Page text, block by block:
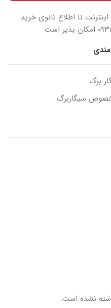
تا اطلاع ثانوی خرید
است
مندی
برگ
سیگاربرگ
نشده است.